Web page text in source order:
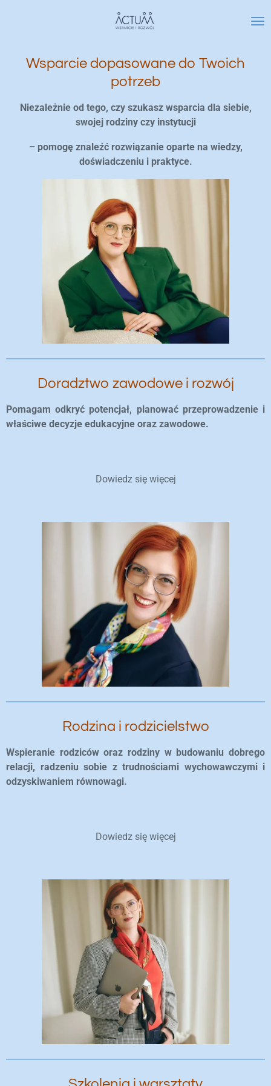
treściWsparcie dopasowane do Twoich
potrzeb
Niezależnie od tego, czy szukasz wsparcia dla siebie,
swojej rodziny czy instytucji
– pomogę znaleźć rozwiązanie oparte na wiedzy,
doświadczeniu i praktyce.
Doradztwo zawodowe i rozwój
Pomagam odkryć potencjał, planować przeprowadzenie i
właściwe decyzje edukacyjne oraz zawodowe.
Dowiedz się więcej
Rodzina i rodzicielstwo
Wspieranie rodziców oraz rodziny w budowaniu dobrego
relacji, radzeniu sobie z trudnościami wychowawczymi i
odzyskiwaniem równowagi.
Dowiedz się więcej